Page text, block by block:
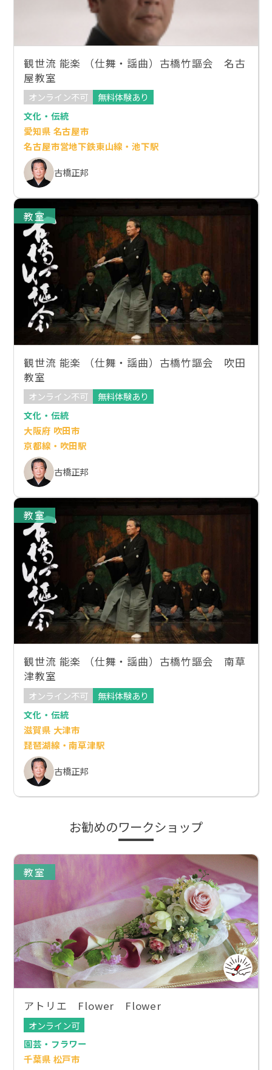
観世流 能楽 （仕舞・謡曲）古橋竹謳会 名古
屋教室
オンライン不可
無料体験あり
文化・伝統
愛知県 名古屋市
名古屋市営地下鉄東山線・池下駅
古橋正邦
教室
観世流 能楽 （仕舞・謡曲）古橋竹謳会 吹田
教室
オンライン不可
無料体験あり
文化・伝統
大阪府 吹田市
京都線・吹田駅
古橋正邦
教室
観世流 能楽 （仕舞・謡曲）古橋竹謳会 南草
津教室
オンライン不可
無料体験あり
文化・伝統
滋賀県 大津市
琵琶湖線・南草津駅
古橋正邦
お勧めのワークショップ
教室
アトリエ Flower Flower
オンライン可
園芸・フラワー
千葉県 松戸市